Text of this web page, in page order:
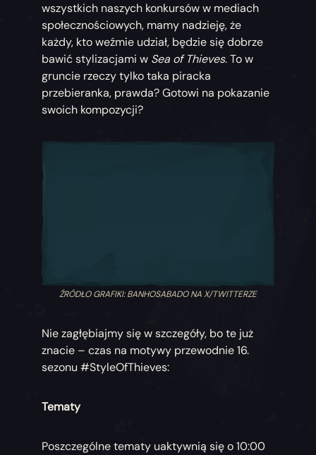
wszystkich naszych konkursów w mediach
społecznościowych, mamy nadzieję, że
każdy, kto weźmie udział, będzie się dobrze
bawić stylizacjami w Sea of Thieves. To w
gruncie rzeczy tylko taka piracka
przebieranka, prawda? Gotowi na pokazanie
swoich kompozycji?
ŹRÓDŁO GRAFIKI: BANHOSABADO NA X/TWITTERZE
Nie zagłębiajmy się w szczegóły, bo te już
znacie – czas na motywy przewodnie 16.
sezonu #StyleOfThieves:
Tematy
Poszczególne tematy uaktywnią się o 10:00